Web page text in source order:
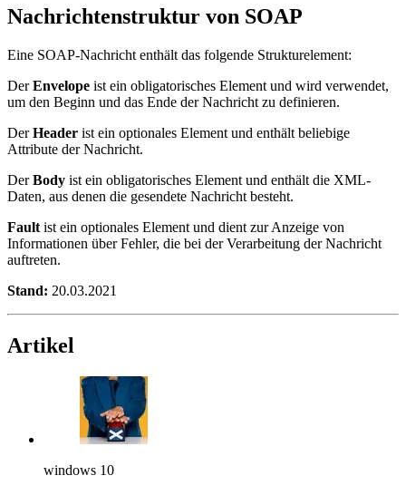
Nachrichtenstruktur von SOAP
Eine SOAP-Nachricht enthält das folgende Strukturelement:
DerEnvelope ist ein obligatorisches Element und wird verwendet,
um den Beginn und das Ende der Nachricht zu definieren.
DerHeader ist ein optionales Element und enthält beliebige
Attribute der Nachricht.
DerBody ist ein obligatorisches Element und enthält die XML-
Daten, aus denen die gesendete Nachricht besteht.
Fault ist ein optionales Element und dient zur Anzeige von
Informationen über Fehler, die bei der Verarbeitung der Nachricht
auftreten.
Stand: 20.03.2021
Artikel
windows 10